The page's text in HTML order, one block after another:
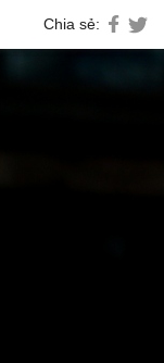
Chia sẻ: